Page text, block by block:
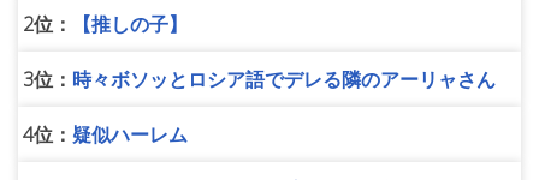
2位： 【推しの子】
3位： 時々ボソッとロシア語でデレる隣のアーリャさん
4位： 疑似ハーレム